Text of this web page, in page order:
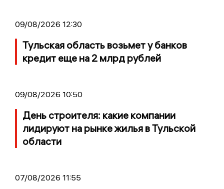
09/08/2026 12:30
Тульская область возьмет у банков
кредит еще на 2 млрд рублей
09/08/2026 10:50
День строителя: какие компании
лидируют на рынке жилья в Тульской
области
07/08/2026 11:55